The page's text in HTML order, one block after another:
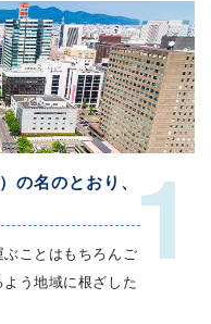
1
の名のとおり、
ことはもちろんご
う地域に根ざした